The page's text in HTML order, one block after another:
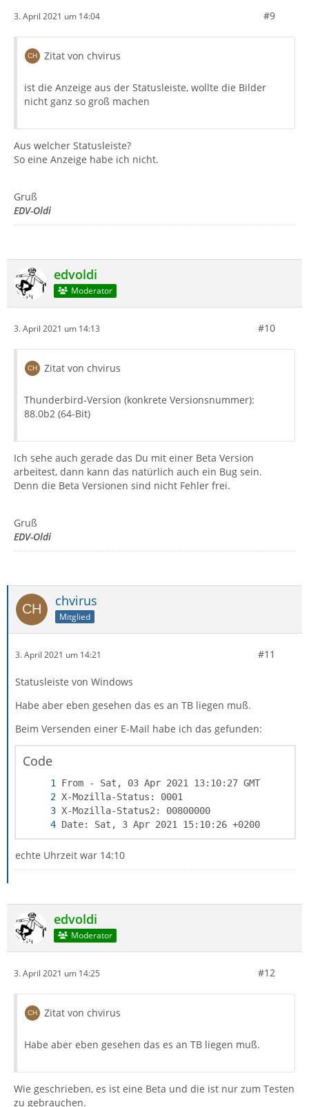
3. April 2021 um 14:04 #9
Zitat von chvirus
ist die Anzeige aus der Statusleiste, wollte die Bilder
nicht ganz so groß machen
Aus welcher Statusleiste?
So eine Anzeige habe ich nicht.
Gruß
EDV-Oldi
edvoldi
Moderator
3. April 2021 um 14:13 #10
Zitat von chvirus
Thunderbird-Version (konkrete Versionsnummer):
88.0b2 (64-Bit)
Ich sehe auch gerade das Du mit einer Beta Version
arbeitest, dann kann das natürlich auch ein Bug sein.
Denn die Beta Versionen sind nicht Fehler frei.
Gruß
EDV-Oldi
chvirus
Mitglied
3. April 2021 um 14:21 #11
Statusleiste von Windows
Habe aber eben gesehen das es an TB liegen muß.
Beim Versenden einer E-Mail habe ich das gefunden:
Code
Date: Sat, 3 Apr 2021 15:10:26 +0200
echte Uhrzeit war 14:10
edvoldi
Moderator
3. April 2021 um 14:25 #12
Zitat von chvirus
Habe aber eben gesehen das es an TB liegen muß.
Wie geschrieben, es ist eine Beta und die ist nur zum Testen
zu gebrauchen.